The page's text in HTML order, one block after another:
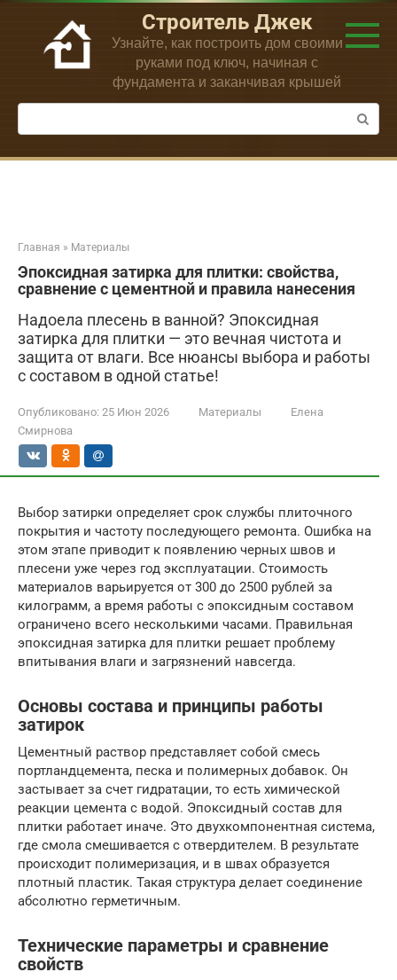
Перейти
контенту
Строитель Джек
Узнайте, как построить дом своими
руками под ключ, начиная с
фундамента и заканчивая крышей
Поиск:
Главная » Материалы
Эпоксидная затирка для плитки: свойства,
сравнение с цементной и правила нанесения
Надоела плесень в ванной? Эпоксидная
затирка для плитки — это вечная чистота и
защита от влаги. Все нюансы выбора и работы
с составом в одной статье!
Опубликовано: 25 Июн 2026 Материалы
Елена
Смирнова
Выбор затирки определяет срок службы плиточного
покрытия и частоту последующего ремонта. Ошибка на
этом этапе приводит к появлению черных швов и
плесени уже через год эксплуатации. Стоимость
материалов варьируется от 300 до 2500 рублей за
килограмм, а время работы с эпоксидным составом
ограничено всего несколькими часами. Правильная
эпоксидная затирка для плитки решает проблему
впитывания влаги и загрязнений навсегда.
Основы состава и принципы работы
затирок
Цементный раствор представляет собой смесь
портландцемента, песка и полимерных добавок. Он
застывает за счет гидратации, то есть химической
реакции цемента с водой. Эпоксидный состав для
плитки работает иначе. Это двухкомпонентная система,
где смола смешивается с отвердителем. В результате
происходит полимеризация, и в швах образуется
плотный пластик. Такая структура делает соединение
абсолютно герметичным.
Технические параметры и сравнение
свойств